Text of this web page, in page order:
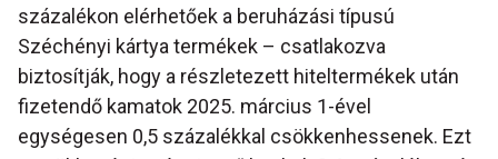
százalékon elérhetőek a beruházási típusú
Széchényi kártya termékek – csatlakozva
biztosítják, hogy a részletezett hiteltermékek után
fizetendő kamatok 2025. március 1-ével
egységesen 0,5 százalékkal csökkenhessenek. Ezt